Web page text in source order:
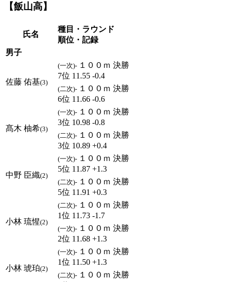
【飯山高】
氏名
種目・ラウンド
順位・記録
男子
佐藤 佑基(3)
(一次)- １００ｍ 決勝
7位 11.55 -0.4
(二次)- １００ｍ 決勝
6位 11.66 -0.6
髙木 柚希(3)
(一次)- １００ｍ 決勝
3位 10.98 -0.8
(二次)- １００ｍ 決勝
3位 10.89 +0.4
中野 臣織(2)
(一次)- １００ｍ 決勝
5位 11.87 +1.3
(二次)- １００ｍ 決勝
5位 11.91 +0.3
小林 琉惺(2)
(二次)- １００ｍ 決勝
1位 11.73 -1.7
(一次)- １００ｍ 決勝
2位 11.68 +1.3
小林 琥珀(2)
(一次)- １００ｍ 決勝
1位 11.50 +1.3
(二次)- １００ｍ 決勝